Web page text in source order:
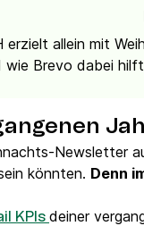
erzielt allein mit
Brevo dabei
Newsletter
könnten. Denn
KPIs deiner